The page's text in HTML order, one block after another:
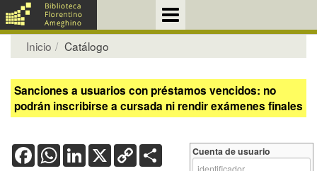
Inicio Catálogo
Sanciones a usuarios con préstamos vencidos: no
podrán inscribirse a cursada ni rendir exámenes finales
FacebookWhatsApp
LinkedIn
X Copy
Link
Cuenta de usuario